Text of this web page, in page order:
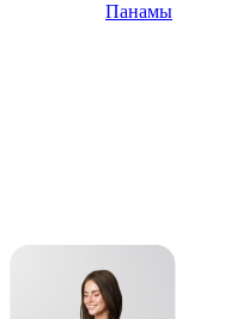
Панамы